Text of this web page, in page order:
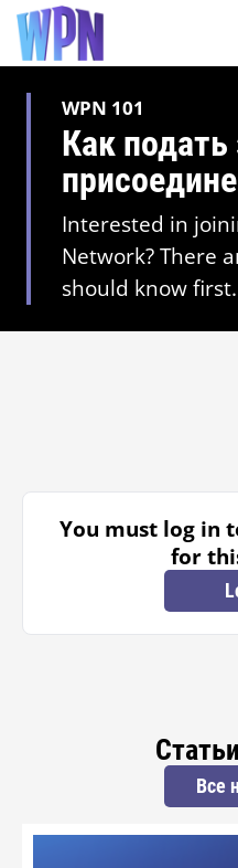
WPN 101
Как подать
Interested in
Network? There
should know first.
You must log in
for
Все